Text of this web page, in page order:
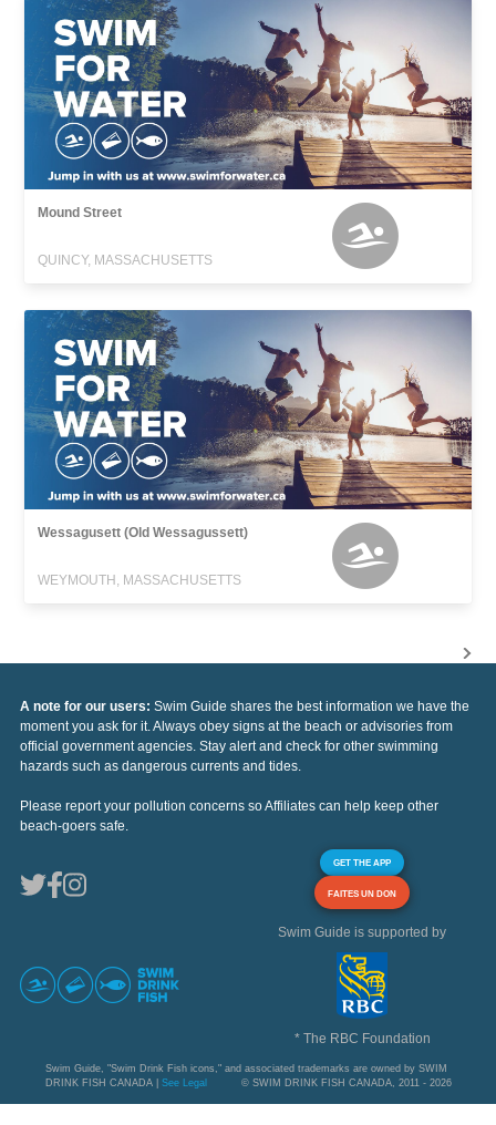
Mound Street
QUINCY, MASSACHUSETTS
Wessagusett (Old Wessagussett)
WEYMOUTH, MASSACHUSETTS
A note for our users: Swim Guide shares the best information we have the
moment you ask for it. Always obey signs at the beach or advisories from
official government agencies. Stay alert and check for other swimming
hazards such as dangerous currents and tides.
Please report your pollution concerns so Affiliates can help keep other
beach-goers safe.
GET THE APP
FAITES UN DON
Swim Guide is supported by
* The RBC Foundation
Swim Guide, "Swim Drink Fish icons," and associated trademarks are owned by SWIM
DRINK FISH CANADA | See Legal © SWIM DRINK FISH CANADA, 2011 - 2026